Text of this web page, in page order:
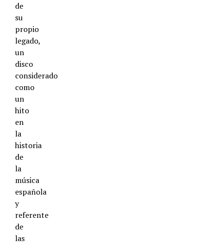
de
su
propio
legado,
un
disco
considerado
como
un
hito
en
la
historia
de
la
música
española
y
referente
de
las